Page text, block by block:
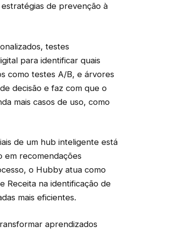
de prevenção à
testes
para identificar quais
como testes A/B, e árvores
decisão e faz com que o
mais casos de uso, como
de um hub inteligente está
em recomendações
o Hubby atua como
Receita na identificação de
mais eficientes.
aprendizados